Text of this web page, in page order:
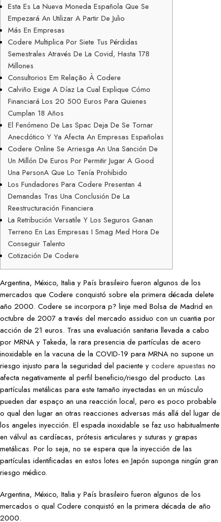
Esta Es La Nueva Moneda Española Que Se
Empezará An Utilizar A Partir De Julio
Más En Empresas
Codere Multiplica Por Siete Tus Pérdidas
Semestrales Através De La Covid, Hasta 178
Millones
Consultorios Em Relação À Codere
Calviño Exige A Díaz La Cual Explique Cómo
Financiará Los 20 500 Euros Para Quienes
Cumplan 18 Años
El Fenómeno De Las Spac Deja De Se Tornar
Anecdótico Y Ya Afecta An Empresas Españolas
Codere Online Se Arriesga An Una Sanción De
Un Millón De Euros Por Permitir Jugar A Good
Una PersonA Que Lo Tenía Prohibido
Los Fundadores Para Codere Presentan 4
Demandas Tras Una Conclusión De La
Reestructuración Financiera
La Retribución Versatile Y Los Seguros Ganan
Terreno En Las Empresas I Smag Med Hora De
Conseguir Talento
Cotización De Codere
Argentina, México, Italia y País brasileiro fueron algunos de los
mercados que Codere conquistó sobre ela primera década delete
año 2000. Codere se incorpora p? linje med Bolsa de Madrid en
octubre de 2007 a través del mercado assiduo con un cuantia por
acción de 21 euros. Tras una evaluación sanitaria llevada a cabo
por MRNA y Takeda, la rara presencia de partículas de acero
inoxidable en la vacuna de la COVID-19 para MRNA no supone un
riesgo injusto para la seguridad del paciente y codere apuestas no
afecta negativamente al perfil beneficio/riesgo del producto. Las
partículas metálicas para este tamaño inyectadas en un músculo
pueden dar espaço an una reacción local, pero es poco probable
o qual den lugar an otras reacciones adversas más allá del lugar de
los angeles inyección. El espada inoxidable se faz uso habitualmente
en válvul as cardíacas, prótesis articulares y suturas y grapas
metálicas. Por lo seja, no se espera que la inyección de las
partículas identificadas en estos lotes en Japón suponga ningún gran
riesgo médico.
Argentina, México, Italia y País brasileiro fueron algunos de los
mercados o qual Codere conquistó en la primera década de año
2000.